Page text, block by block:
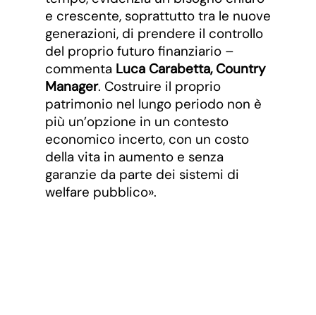
e crescente, soprattutto tra le nuove
generazioni, di prendere il controllo
del proprio futuro finanziario –
commenta Luca Carabetta, Country
Manager. Costruire il proprio
patrimonio nel lungo periodo non è
più un’opzione in un contesto
economico incerto, con un costo
della vita in aumento e senza
garanzie da parte dei sistemi di
welfare pubblico».